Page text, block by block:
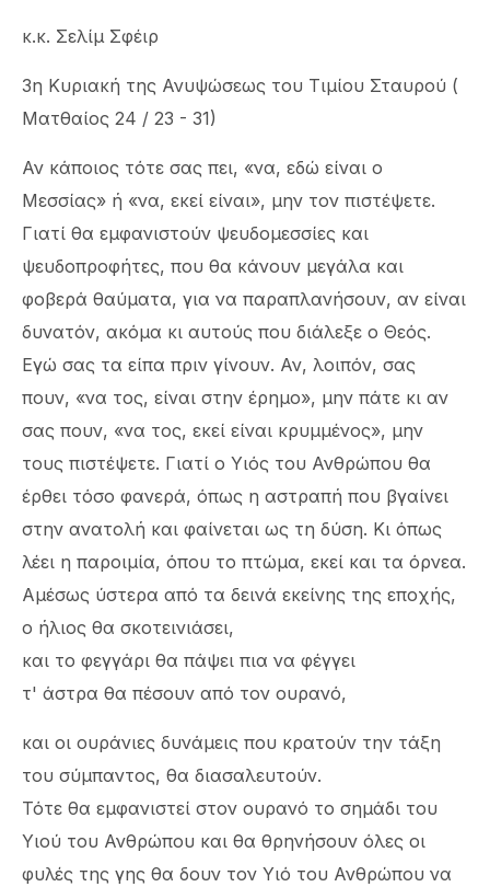
κ.κ. Σελίμ Σφέιρ
3η Κυριακή της Ανυψώσεως του Τιμίου Σταυρού (
Ματθαίος 24 / 23 - 31)
Αν κάποιος τότε σας πει, «να, εδώ είναι ο
Μεσσίας» ή «να, εκεί είναι», μην τον πιστέψετε.
Γιατί θα εμφανιστούν ψευδομεσσίες και
ψευδοπροφήτες, που θα κάνουν μεγάλα και
φοβερά θαύματα, για να παραπλανήσουν, αν είναι
δυνατόν, ακόμα κι αυτούς που διάλεξε ο Θεός.
Εγώ σας τα είπα πριν γίνουν. Αν, λοιπόν, σας
πουν, «να τος, είναι στην έρημο», μην πάτε κι αν
σας πουν, «να τος, εκεί είναι κρυμμένος», μην
τους πιστέψετε. Γιατί ο Υιός του Ανθρώπου θα
έρθει τόσο φανερά, όπως η αστραπή που βγαίνει
στην ανατολή και φαίνεται ως τη δύση. Κι όπως
λέει η παροιμία, όπου το πτώμα, εκεί και τα όρνεα.
Αμέσως ύστερα από τα δεινά εκείνης της εποχής,
ο ήλιος θα σκοτεινιάσει,
και το φεγγάρι θα πάψει πια να φέγγει
τ' άστρα θα πέσουν από τον ουρανό,
και οι ουράνιες δυνάμεις που κρατούν την τάξη
του σύμπαντος, θα διασαλευτούν.
Τότε θα εμφανιστεί στον ουρανό το σημάδι του
Υιού του Ανθρώπου και θα θρηνήσουν όλες οι
φυλές της γης θα δουν τον Υιό του Ανθρώπου να